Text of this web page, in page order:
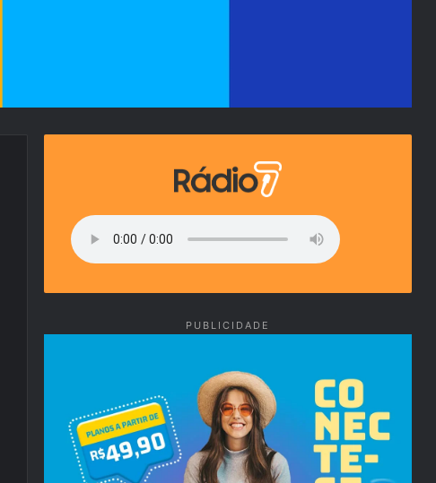
PUBLICIDADE